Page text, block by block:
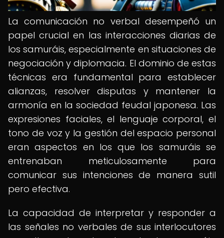
La comunicación no verbal desempeñó un
papel crucial en las interacciones diarias de
los samuráis, especialmente en situaciones de
negociación y diplomacia. El dominio de estas
técnicas era fundamental para establecer
alianzas, resolver disputas y mantener la
armonía en la sociedad feudal japonesa. Las
expresiones faciales, el lenguaje corporal, el
tono de voz y la gestión del espacio personal
eran aspectos en los que los samuráis se
entrenaban meticulosamente para
comunicar sus intenciones de manera sutil
pero efectiva.
La capacidad de interpretar y responder a
las señales no verbales de sus interlocutores